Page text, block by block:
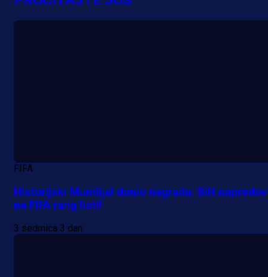
FIFA
Historijski Mundijal donio nagradu: BiH
na FIFA rang listi!
3 sedmica 3 dan